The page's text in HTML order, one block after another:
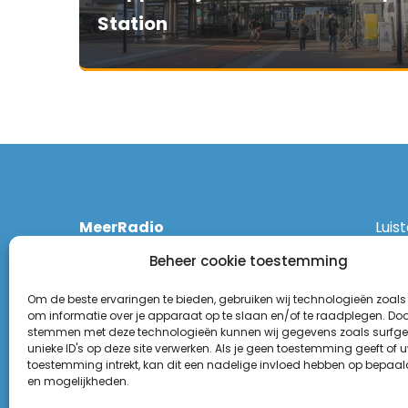
Beheer cookie toestemming
Om de beste ervaringen te bieden, gebruiken wij technologieën
om informatie over je apparaat op te slaan en/of te raadplegen.
stemmen met deze technologieën kunnen wij gegevens zoals
unieke ID's op deze site verwerken. Als je geen toestemming geeft of
toestemming intrekt, kan dit een nadelige invloed hebben op
en mogelijkheden.
Station
MeerRadio
2131 CT Hoofddorp
(023) 55 55 900
Disclaimer
Privacy Statement